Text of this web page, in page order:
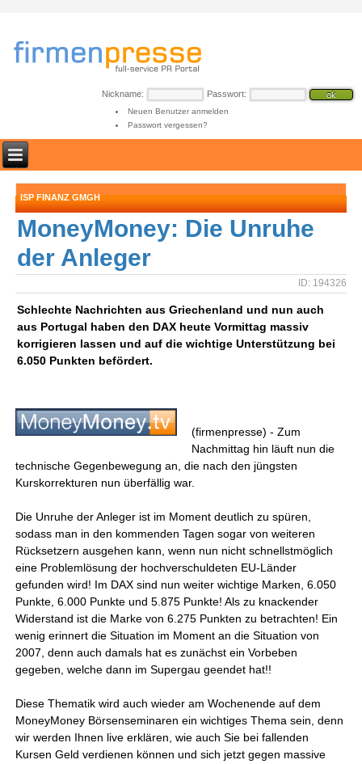
Nickname: Passwort:
Neuen Benutzer anmelden
Passwort vergessen?
ISP FINANZ GMGH
MoneyMoney: Die Unruhe
der Anleger
ID: 194326
Schlechte Nachrichten aus Griechenland und nun auch
aus Portugal haben den DAX heute Vormittag massiv
korrigieren lassen und auf die wichtige Unterstützung bei
6.050 Punkten befördert.
(firmenpresse) - Zum
Nachmittag hin läuft nun die
technische Gegenbewegung an, die nach den jüngsten
Kurskorrekturen nun überfällig war.
Die Unruhe der Anleger ist im Moment deutlich zu spüren,
sodass man in den kommenden Tagen sogar von weiteren
Rücksetzern ausgehen kann, wenn nun nicht schnellstmöglich
eine Problemlösung der hochverschuldeten EU-Länder
gefunden wird! Im DAX sind nun weiter wichtige Marken, 6.050
Punkte, 6.000 Punkte und 5.875 Punkte! Als zu knackender
Widerstand ist die Marke von 6.275 Punkten zu betrachten! Ein
wenig erinnert die Situation im Moment an die Situation von
2007, denn auch damals hat es zunächst ein Vorbeben
gegeben, welche dann im Supergau geendet hat!!
Diese Thematik wird auch wieder am Wochenende auf dem
MoneyMoney Börsenseminaren ein wichtiges Thema sein, denn
wir werden Ihnen live erklären, wie auch Sie bei fallenden
Kursen Geld verdienen können und sich jetzt gegen massive